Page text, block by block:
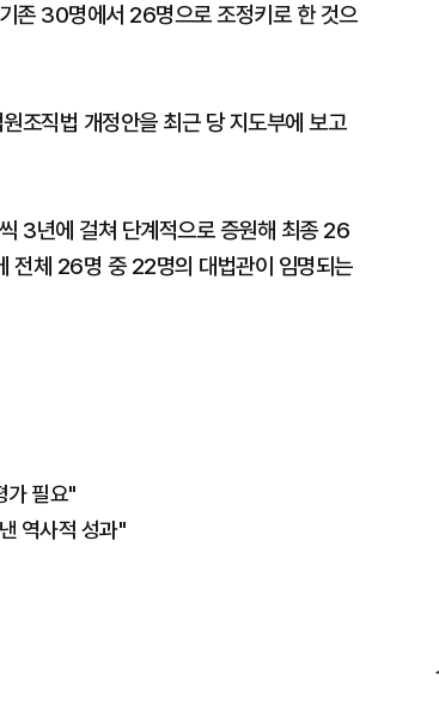
존 30명에서 26명으로 조정키로 한 것으
조직법 개정안을 최근 당 지도부에 보고
3년에 걸쳐 단계적으로 증원해 최종 26
전체 26명 중 22명의 대법관이 임명되는
가 필요"
역사적 성과"